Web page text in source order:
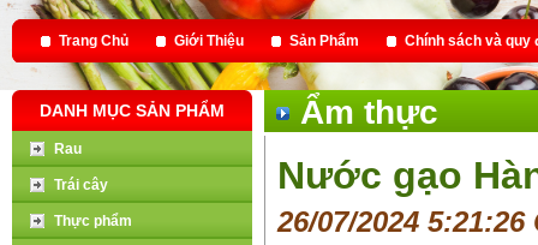
Trang Chủ Giới Thiệu Sản Phẩm Chính sách và quy
DANH MỤC SẢN PHẨM
Rau
Trái cây
Thực phẩm
Ẩm thực
Nước gạo
26/07/2024 5:21:26